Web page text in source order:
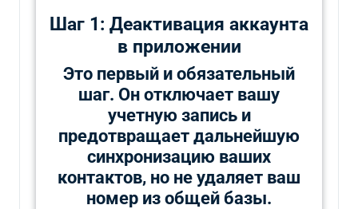
Шаг 1: Деактивация аккаунта
в приложении
Это первый и обязательный
шаг. Он отключает вашу
учетную запись и
предотвращает дальнейшую
синхронизацию ваших
контактов, но не удаляет ваш
номер из общей базы.